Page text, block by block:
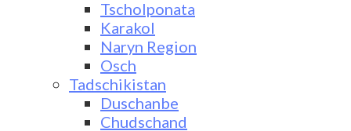
Tscholponata
Karakol
Naryn Region
Osch
Tadschikistan
Duschanbe
Chudschand